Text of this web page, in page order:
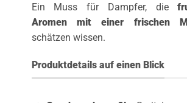
Ein Muss für Dampfer, die
Aromen mit einer frischen
schätzen wissen.
Produktdetails auf einen Blick